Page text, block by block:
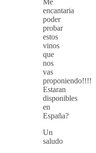
Me
encantaria
poder
probar
estos
vinos
que
nos
vas
proponiendo!!!!
Estaran
disponibles
en
España?
Un
saludo